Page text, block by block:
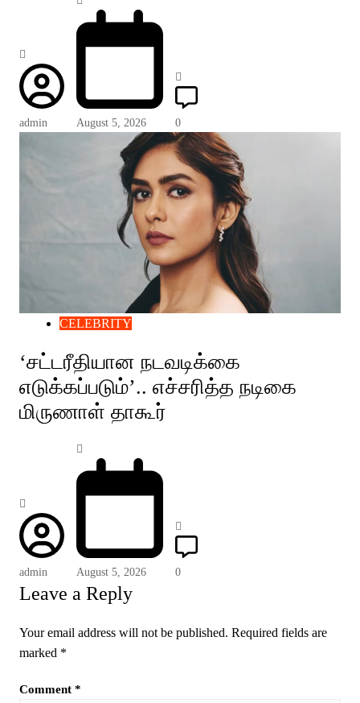
admin August 5, 2026 0
CELEBRITY
‘சட்டரீதியான நடவடிக்கை
எடுக்கப்படும்’.. எச்சரித்த நடிகை
மிருணாள் தாகூர்
admin August 5, 2026 0
Leave a Reply
Your email address will not be published. Required fields are
marked *
Comment *